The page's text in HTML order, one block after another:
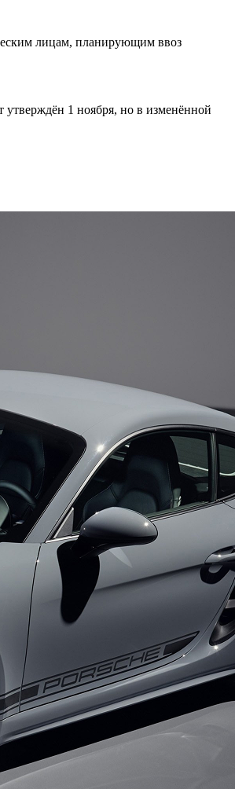
лицам, планирующим ввоз
утверждён 1 ноября, но в изменённой